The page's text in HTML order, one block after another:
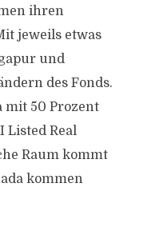
ihren
jeweils etwas
und
des Fonds.
mit 50 Prozent
Listed Real
Raum kommt
kommen